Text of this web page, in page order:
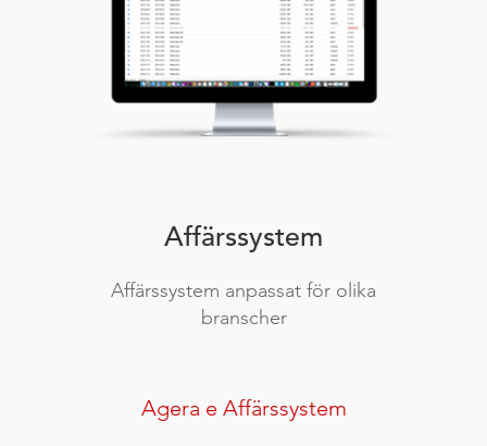
Affärssystem
Affärssystem anpassat för olika
branscher
Agera e Affärssystem